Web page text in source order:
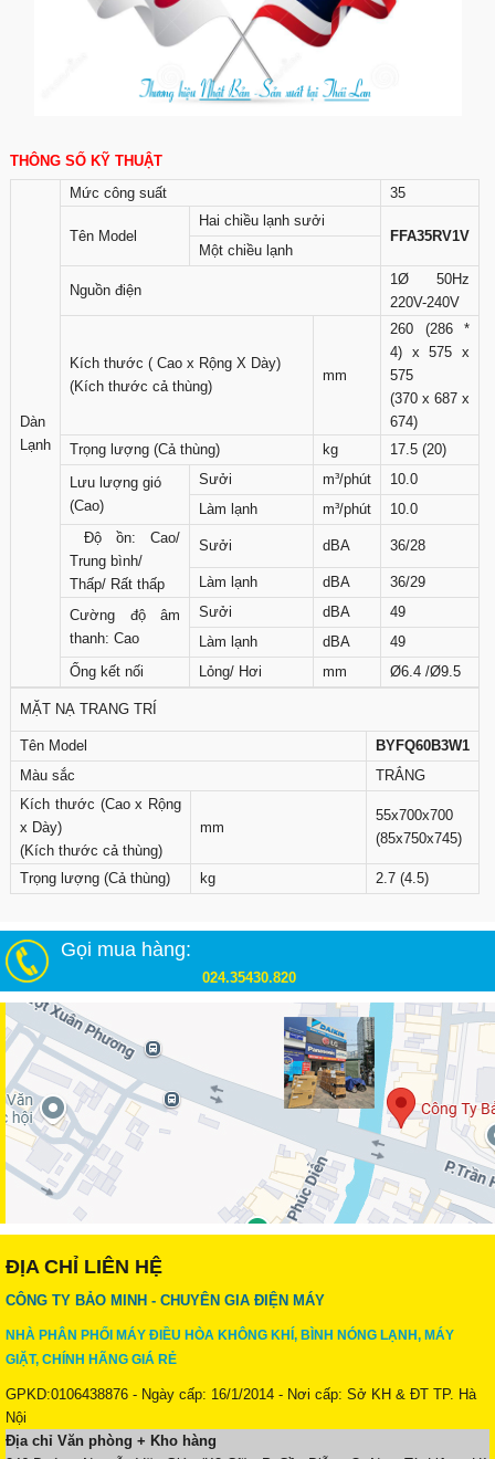
THÔNG SỐ KỸ THUẬT
Dàn
Lạnh
Mức công suất 35
Tên Model
Hai chiều lạnh sưởi
FFA35RV1V
Một chiều lạnh
Nguồn điện
1Ø 50Hz
220V-240V
Kích thước ( Cao x Rộng X Dày)
(Kích thước cả thùng)
mm
260 (286 *
4) x 575 x
575
(370 x 687 x
674)
Trọng lượng (Cả thùng)
kg
17.5 (20)
Lưu lượng gió
(Cao)
Sưởi m³/phút
10.0
Làm lạnh
m³/phút
10.0
Độ ồn: Cao/
Trung bình/
Thấp/ Rất thấp
Sưởi dBA 36/28
Làm lạnh dBA
36/29
Cường độ âm
thanh: Cao
Sưởi dBA
49
Làm lạnh
dBA
49
Ống kết nối
Lỏng/ Hơi mm Ø6.4 /Ø9.5
MẶT NẠ TRANG TRÍ
Tên Model
BYFQ60B3W1
Màu sắc
TRẮNG
Kích thước (Cao x Rộng
x Dày)
(Kích thước cả thùng)
mm
55x700x700
(85x750x745)
Trọng lượng (Cả thùng) kg 2.7 (4.5)
Gọi mua hàng:
024.35430.820
ĐỊA CHỈ LIÊN HỆ
CÔNG TY BẢO MINH - CHUYÊN GIA ĐIỆN MÁY
NHÀ PHÂN PHỐI MÁY ĐIỀU HÒA KHÔNG KHÍ, BÌNH NÓNG LẠNH, MÁY
GIẶT, CHÍNH HÃNG GIÁ RẺ
GPKD:0106438876 - Ngày cấp: 16/1/2014 - Nơi cấp: Sở KH & ĐT TP. Hà
Nội
Địa chỉ Văn phòng + Kho hàng